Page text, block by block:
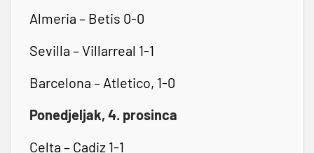
Almeria – Betis 0-0
Sevilla – Villarreal 1-1
Barcelona – Atletico, 1-0
Ponedjeljak, 4. prosinca
Celta – Cadiz 1-1